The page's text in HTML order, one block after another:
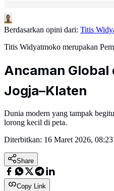
Berdasarkan opini dari: Titis
Titis Widyatmoko merupakan
Ancaman Global
Jogja–Klaten
Dunia modern yang tampak
lorong kecil di peta.
Diterbitkan: 16 Maret 2026,
Share
Copy Link